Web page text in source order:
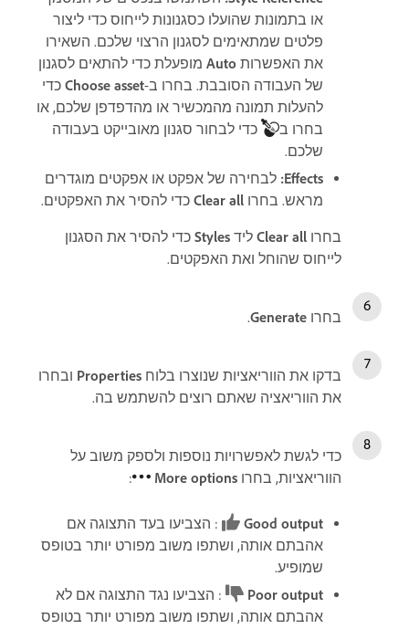
או בתמונות שהועלו כסגנונות לייחוס כדי ליצור
פלטים שמתאימים לסגנון הרצוי שלכם. השאירו
את האפשרות Auto מופעלת כדי להתאים לסגנון
של העבודה הסובבת. בחרו ב-Choose asset כדי
להעלות תמונה מהמכשיר או מהדפדפן שלכם, או
בחרו ב
כדי לבחור סגנון מאובייקט בעבודה
שלכם.
Effects
: לבחירה של אפקט או אפקטים מוגדרים
מראש. בחרו Clear all כדי להסיר את האפקטים.
בחרו Clear all ליד Styles כדי להסיר את הסגנון
לייחוס שהוחל ואת האפקטים.
בחרו Generate
.
בדקו את הווריאציות שנוצרו בלוח Properties ובחרו
את הווריאציה שאתם רוצים להשתמש בה.
כדי לגשת לאפשרויות נוספות ולספק משוב על
הווריאציות, בחרו More options
:
Good output
: הצביעו בעד התצוגה אם
אהבתם אותה, ושתפו משוב מפורט יותר בטופס
שמופיע.
Poor output
: הצביעו נגד התצוגה אם לא
אהבתם אותה, ושתפו משוב מפורט יותר בטופס